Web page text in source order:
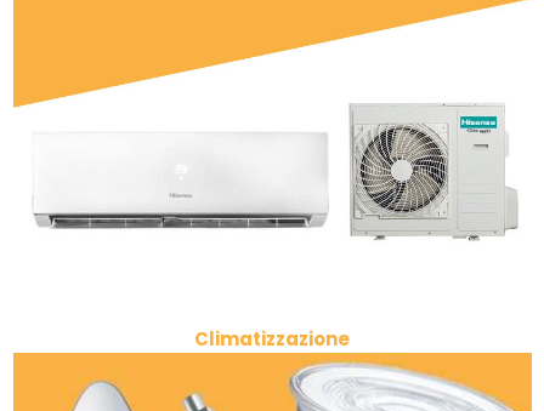
Climatizzazione